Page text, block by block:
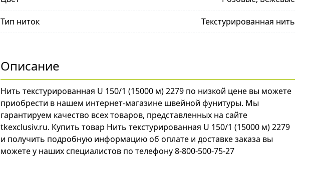
Тип ниток Текстурированная нить
Описание
Нить текстурированная U 150/1 (15000 м) 2279 по низкой цене вы можете
приобрести в нашем интернет-магазине швейной фунитуры. Мы
гарантируем качество всех товаров, представленных на сайте
tkexclusiv.ru. Купить товар Нить текстурированная U 150/1 (15000 м) 2279
и получить подробную информацию об оплате и доставке заказа вы
можете у наших специалистов по телефону 8-800-500-75-27